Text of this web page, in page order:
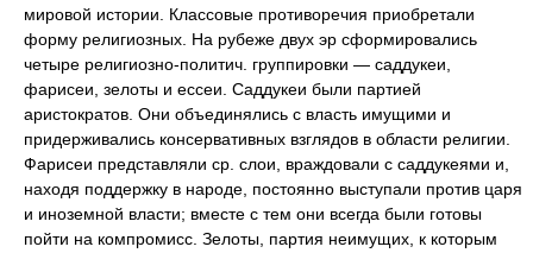
мировой истории. Классовые противоречия приобретали
форму религиозных. На рубеже двух эр сформировались
четыре религиозно-политич. группировки — саддукеи,
фарисеи, зелоты и ессеи. Саддукеи были партией
аристократов. Они объединялись с власть имущими и
придерживались консервативных взглядов в области религии.
Фарисеи представляли ср. слои, враждовали с саддукеями и,
находя поддержку в народе, постоянно выступали против царя
и иноземной власти; вместе с тем они всегда были готовы
пойти на компромисс. Зелоты, партия неимущих, к которым